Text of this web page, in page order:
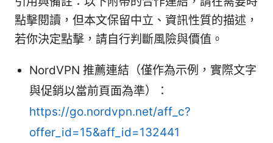
點擊閱讀，但本文保留中立、資訊性質的描述，
若你決定點擊，請自行判斷風險與價值。
NordVPN 推薦連結（僅作為示例，實際文字
與促銷以當前頁面為準）：
https://go.nordvpn.net/aff_c?
offer_id=15&aff_id=132441